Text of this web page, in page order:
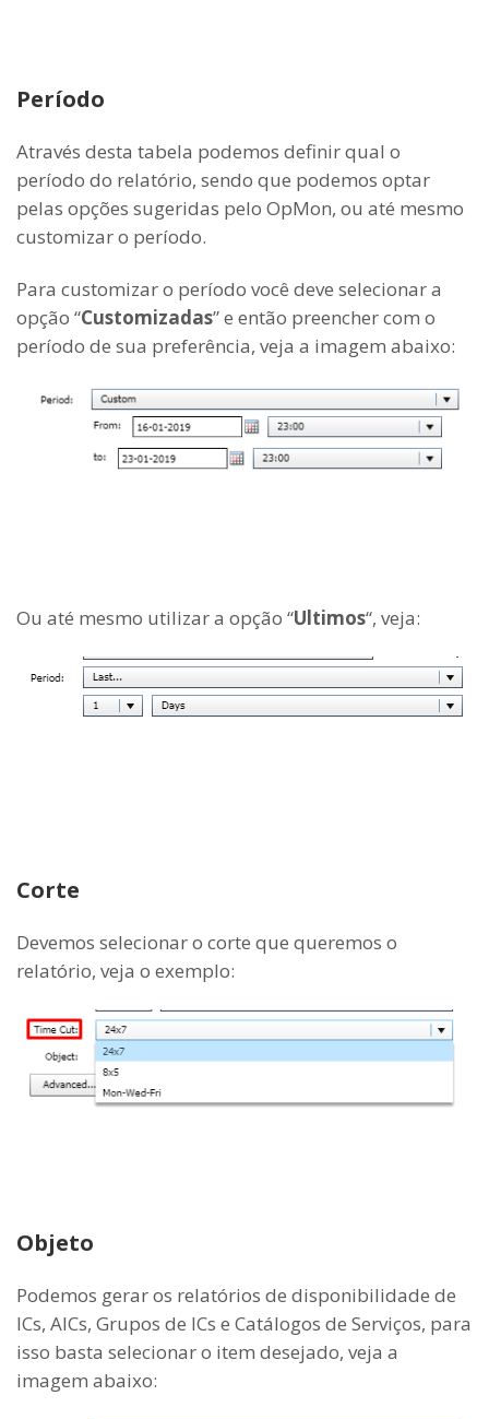
Período
Através desta tabela podemos definir qual o
período do relatório, sendo que podemos optar
pelas opções sugeridas pelo OpMon, ou até mesmo
customizar o período.
Para customizar o período você deve selecionar a
opção “Customizadas” e então preencher com o
período de sua preferência, veja a imagem abaixo:
Ou até mesmo utilizar a opção “Ultimos“, veja:
Corte
Devemos selecionar o corte que queremos o
relatório, veja o exemplo:
Objeto
Podemos gerar os relatórios de disponibilidade de
ICs, AICs, Grupos de ICs e Catálogos de Serviços, para
isso basta selecionar o item desejado, veja a
imagem abaixo: